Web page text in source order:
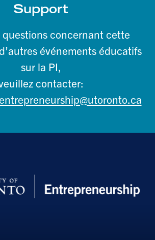
Support
questions concernant cette
événements éducatifs
sur la PI,
contacter: